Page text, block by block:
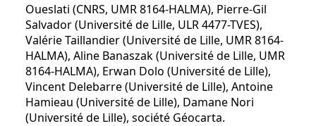
Oueslati (CNRS, UMR 8164-HALMA), Pierre-Gil
Salvador (Université de Lille, ULR 4477-TVES),
Valérie Taillandier (Université de Lille, UMR 8164-
HALMA), Aline Banaszak (Université de Lille, UMR
8164-HALMA), Erwan Dolo (Université de Lille),
Vincent Delebarre (Université de Lille), Antoine
Hamieau (Université de Lille), Damane Nori
(Université de Lille), société Géocarta.